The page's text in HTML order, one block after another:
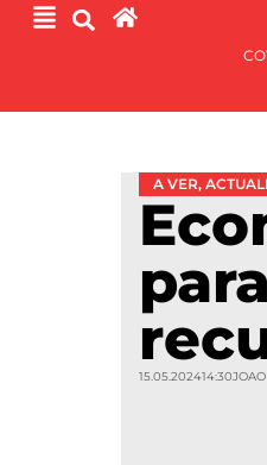
A VER,
15.05.202414:30